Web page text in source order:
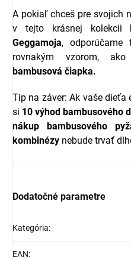
A pokiaľ chceš pre svojich
v tejto krásnej kolekcii
Geggamoja,
rovnakým vzorom,
bambusová čiapka.
Tip na záver: Ak vaše dieťa
si 10 výhod bambusového
nákup bambusového
kombinézy nebude trvať
Dodatočné parametre
Kategória:
EAN: